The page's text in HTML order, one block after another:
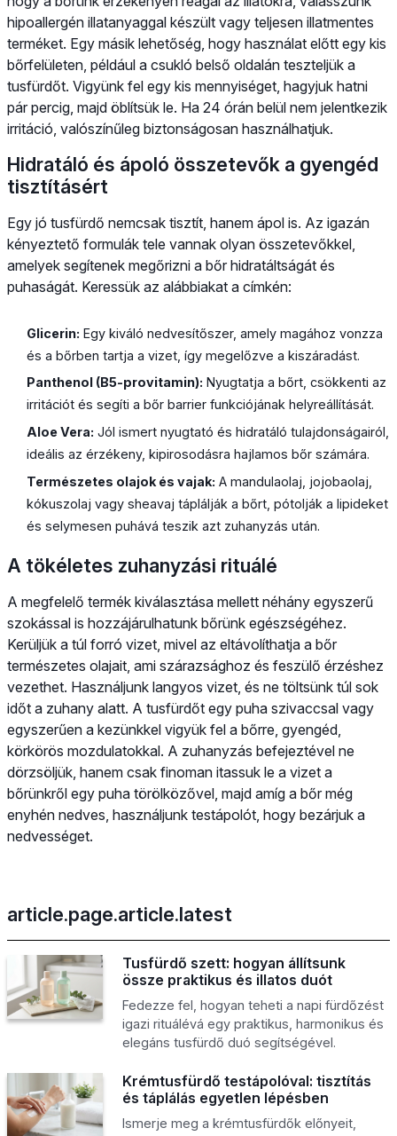
hipoallergén illatanyaggal készült vagy teljesen illatmentes
terméket. Egy másik lehetőség, hogy használat előtt egy kis
bőrfelületen, például a csukló belső oldalán teszteljük a
tusfürdőt. Vigyünk fel egy kis mennyiséget, hagyjuk hatni
pár percig, majd öblítsük le. Ha 24 órán belül nem jelentkezik
irritáció, valószínűleg biztonságosan használhatjuk.
Hidratáló és ápoló összetevők a gyengéd
tisztításért
Egy jó tusfürdő nemcsak tisztít, hanem ápol is. Az igazán
kényeztető formulák tele vannak olyan összetevőkkel,
amelyek segítenek megőrizni a bőr hidratáltságát és
puhaságát. Keressük az alábbiakat a címkén:
Glicerin: Egy kiváló nedvesítőszer, amely magához vonzza
és a bőrben tartja a vizet, így megelőzve a kiszáradást.
Panthenol (B5-provitamin): Nyugtatja a bőrt, csökkenti az
irritációt és segíti a bőr barrier funkciójának helyreállítását.
Aloe Vera: Jól ismert nyugtató és hidratáló tulajdonságairól,
ideális az érzékeny, kipirosodásra hajlamos bőr számára.
Természetes olajok és vajak: A mandulaolaj, jojobaolaj,
kókuszolaj vagy sheavaj táplálják a bőrt, pótolják a lipideket
és selymesen puhává teszik azt zuhanyzás után.
A tökéletes zuhanyzási rituálé
A megfelelő termék kiválasztása mellett néhány egyszerű
szokással is hozzájárulhatunk bőrünk egészségéhez.
Kerüljük a túl forró vizet, mivel az eltávolíthatja a bőr
természetes olajait, ami szárazsághoz és feszülő érzéshez
vezethet. Használjunk langyos vizet, és ne töltsünk túl sok
időt a zuhany alatt. A tusfürdőt egy puha szivaccsal vagy
egyszerűen a kezünkkel vigyük fel a bőrre, gyengéd,
körkörös mozdulatokkal. A zuhanyzás befejeztével ne
dörzsöljük, hanem csak finoman itassuk le a vizet a
bőrünkről egy puha törölközővel, majd amíg a bőr még
enyhén nedves, használjunk testápolót, hogy bezárjuk a
nedvességet.
article.page.article.latest
Tusfürdő szett: hogyan állítsunk
össze praktikus és illatos duót
Fedezze fel, hogyan teheti a napi fürdőzést
igazi rituálévá egy praktikus, harmonikus és
elegáns tusfürdő duó segítségével.
Krémtusfürdő testápolóval: tisztítás
és táplálás egyetlen lépésben
Ismerje meg a krémtusfürdők előnyeit,